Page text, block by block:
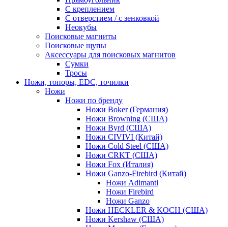
С креплением
С отверстием / с зенковкой
Неокубы
Поисковые магниты
Поисковые щупы
Аксессуары для поисковых магнитов
Сумки
Тросы
Ножи, топоры, EDC, точилки
Ножи
Ножи по бренду
Ножи Boker (Германия)
Ножи Browning (США)
Ножи Byrd (США)
Ножи CIVIVI (Китай)
Ножи Cold Steel (США)
Ножи CRKT (США)
Ножи Fox (Италия)
Ножи Ganzo-Firebird (Китай)
Ножи Adimanti
Ножи Firebird
Ножи Ganzo
Ножи HECKLER & KOCH (США)
Ножи Kershaw (США)